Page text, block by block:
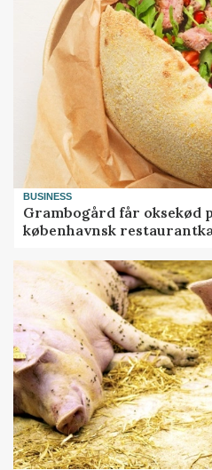
BUSINESS
Grambogård får oksekød
københavnsk